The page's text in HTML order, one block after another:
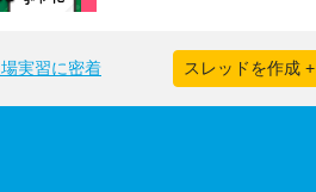
実習に密着 スレッドを作成 +